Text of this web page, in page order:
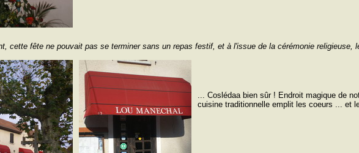
cette fête ne pouvait pas se terminer sans un repas festif, et à l'issue de la cérémonie religieuse,
... Coslédaa bien sûr ! Endroit magique de
cuisine traditionnelle emplit les coeurs ... et